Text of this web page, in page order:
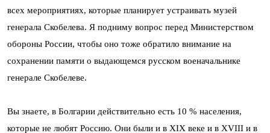
всех мероприятиях, которые планирует устраивать музей
генерала Скобелева. Я подниму вопрос перед Министерством
обороны России, чтобы оно тоже обратило внимание на
сохранении памяти о выдающемся русском военачальнике
генерале Скобелеве.
Вы знаете, в Болгарии действительно есть 10 % населения,
которые не любят Россию. Они были и в XIX веке и в XVIII и в